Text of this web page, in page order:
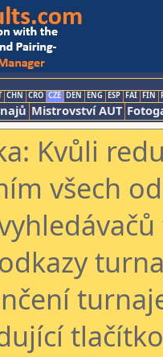
CHN CRO CZE DEN ENG ESP FAI FIN
Mistrovství AUT
Kvůli
všech